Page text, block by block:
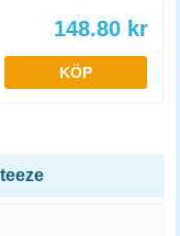
148.80 kr
KÖP